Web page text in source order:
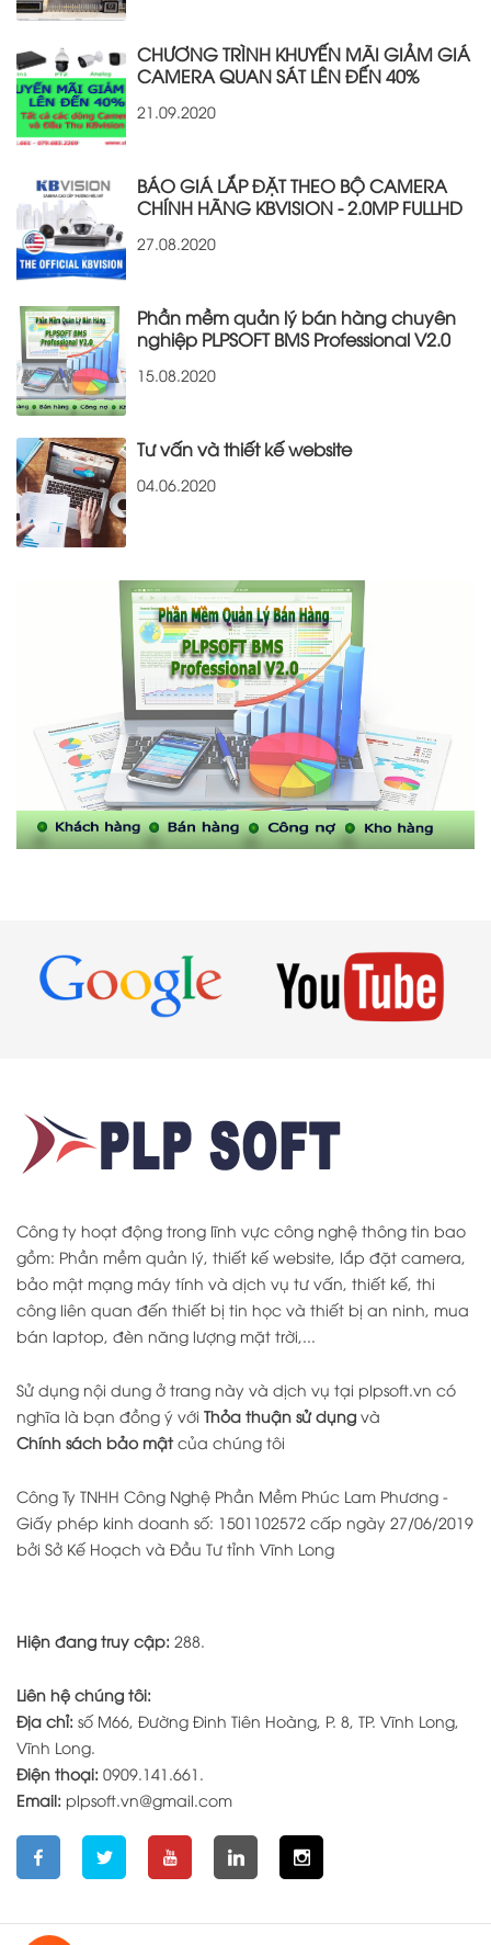
CHƯƠNG TRÌNH KHUYẾN MÃI GIẢM GIÁ
CAMERA QUAN SÁT LÊN ĐẾN 40%
21.09.2020
BÁO GIÁ LẮP ĐẶT THEO BỘ CAMERA
CHÍNH HÃNG KBVISION - 2.0MP FULLHD
27.08.2020
Phần mềm quản lý bán hàng chuyên
nghiệp PLPSOFT BMS Professional V2.0
15.08.2020
Tư vấn và thiết kế website
04.06.2020
Công ty hoạt động trong lĩnh vực công nghệ thông tin bao
gồm: Phần mềm quản lý, thiết kế website, lắp đặt camera,
bảo mật mạng máy tính và dịch vụ tư vấn, thiết kế, thi
công liên quan đến thiết bị tin học và thiết bị an ninh, mua
bán laptop, đèn năng lượng mặt trời,...
Sử dụng nội dung ở trang này và dịch vụ tại plpsoft.vn có
nghĩa là bạn đồng ý với Thỏa thuận sử dụng và
Chính sách bảo mậtcủa chúng tôi
Công Ty TNHH Công Nghệ Phần Mềm Phúc Lam Phương -
Giấy phép kinh doanh số: 1501102572 cấp ngày 27/06/2019
bởi Sở Kế Hoạch và Đầu Tư tỉnh Vĩnh Long
Hiện đang truy cập: 288.
Liên hệ chúng tôi:
Địa chỉ: số M66, Đường Đinh Tiên Hoàng, P. 8, TP. Vĩnh Long,
Vĩnh Long.
Điện thoại: 0909.141.661.
Email: plpsoft.vn@gmail.com